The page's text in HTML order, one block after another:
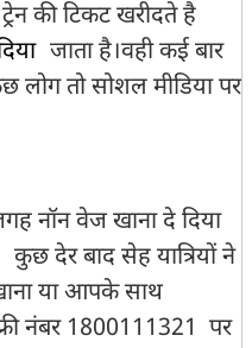
की टिकट खरीदते है
जाता है।वही कई बार
तो सोशल मीडिया पर
नॉन वेज खाना दे दिया
देर बाद सेह यात्रियों ने
या आपके साथ
नंबर 1800111321 पर